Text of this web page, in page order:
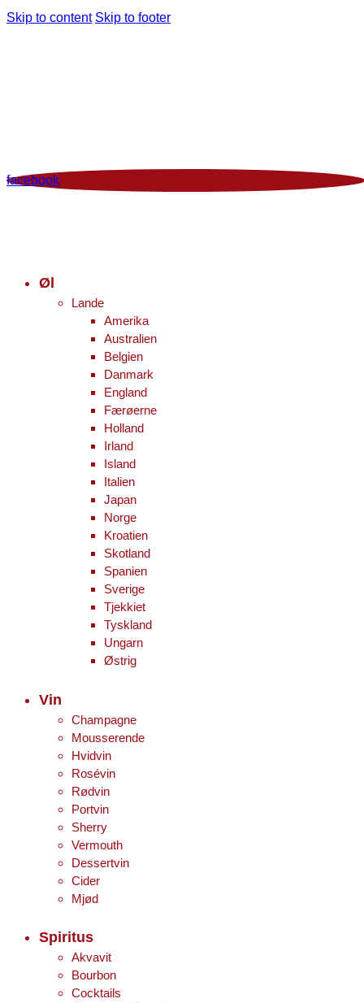
Skip to content Skip to footer
facebook
Øl
Lande
Amerika
Australien
Belgien
Danmark
England
Færøerne
Holland
Irland
Island
Italien
Japan
Norge
Kroatien
Skotland
Spanien
Sverige
Tjekkiet
Tyskland
Ungarn
Østrig
Vin
Champagne
Mousserende
Hvidvin
Rosévin
Rødvin
Portvin
Sherry
Vermouth
Dessertvin
Cider
Mjød
Spiritus
Akvavit
Bourbon
Cocktails